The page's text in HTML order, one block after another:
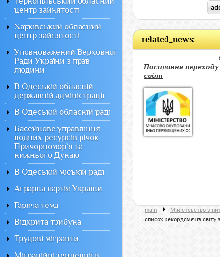
related_news:
Посилання переходу
сайт
main
Міністерство з
список рекордсменів світу
центр зайнятості
Харківський обласний
центр зайнятості
Уповноважений Верховної
Ради України з прав
людини
В Одеській обласній
державній адміністрації
В Одеській обласній раді
Басейнове управління
водних ресурсів річок
Причорномор`я та
нижнього Дунаю
В Одеській міській раді
Аграрна партія України
Гаряча тема
Відкрита трибуна
Трудові мігранти